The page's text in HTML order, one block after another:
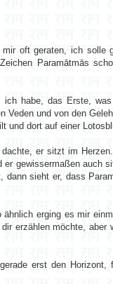
oft geraten, ich
Paramātmās
habe, das Erste,
und von den
und dort auf einer
er sitzt im
gewissermaßen auch
sieht er, dass
erging es mir
erzählen möchte,
erst den